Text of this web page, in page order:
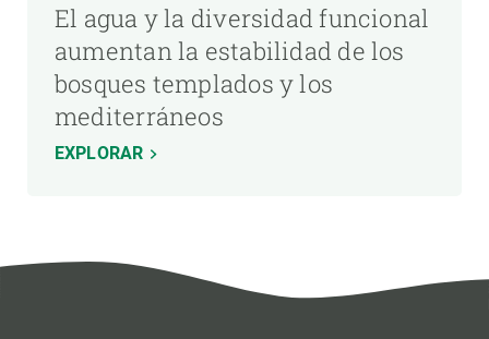
El agua y la diversidad funcional
aumentan la estabilidad de los
bosques templados y los
mediterráneos
EXPLORAR